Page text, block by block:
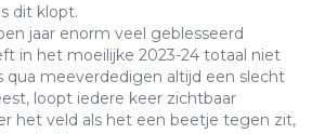
dit klopt.
jaar enorm veel geblesseerd
in het moeilijke 2023-24 totaal niet
qua meeverdedigen altijd een slecht
loopt iedere keer zichtbaar
het veld als het een beetje tegen zit,